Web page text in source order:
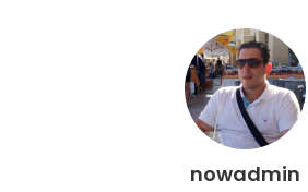
nowadmin